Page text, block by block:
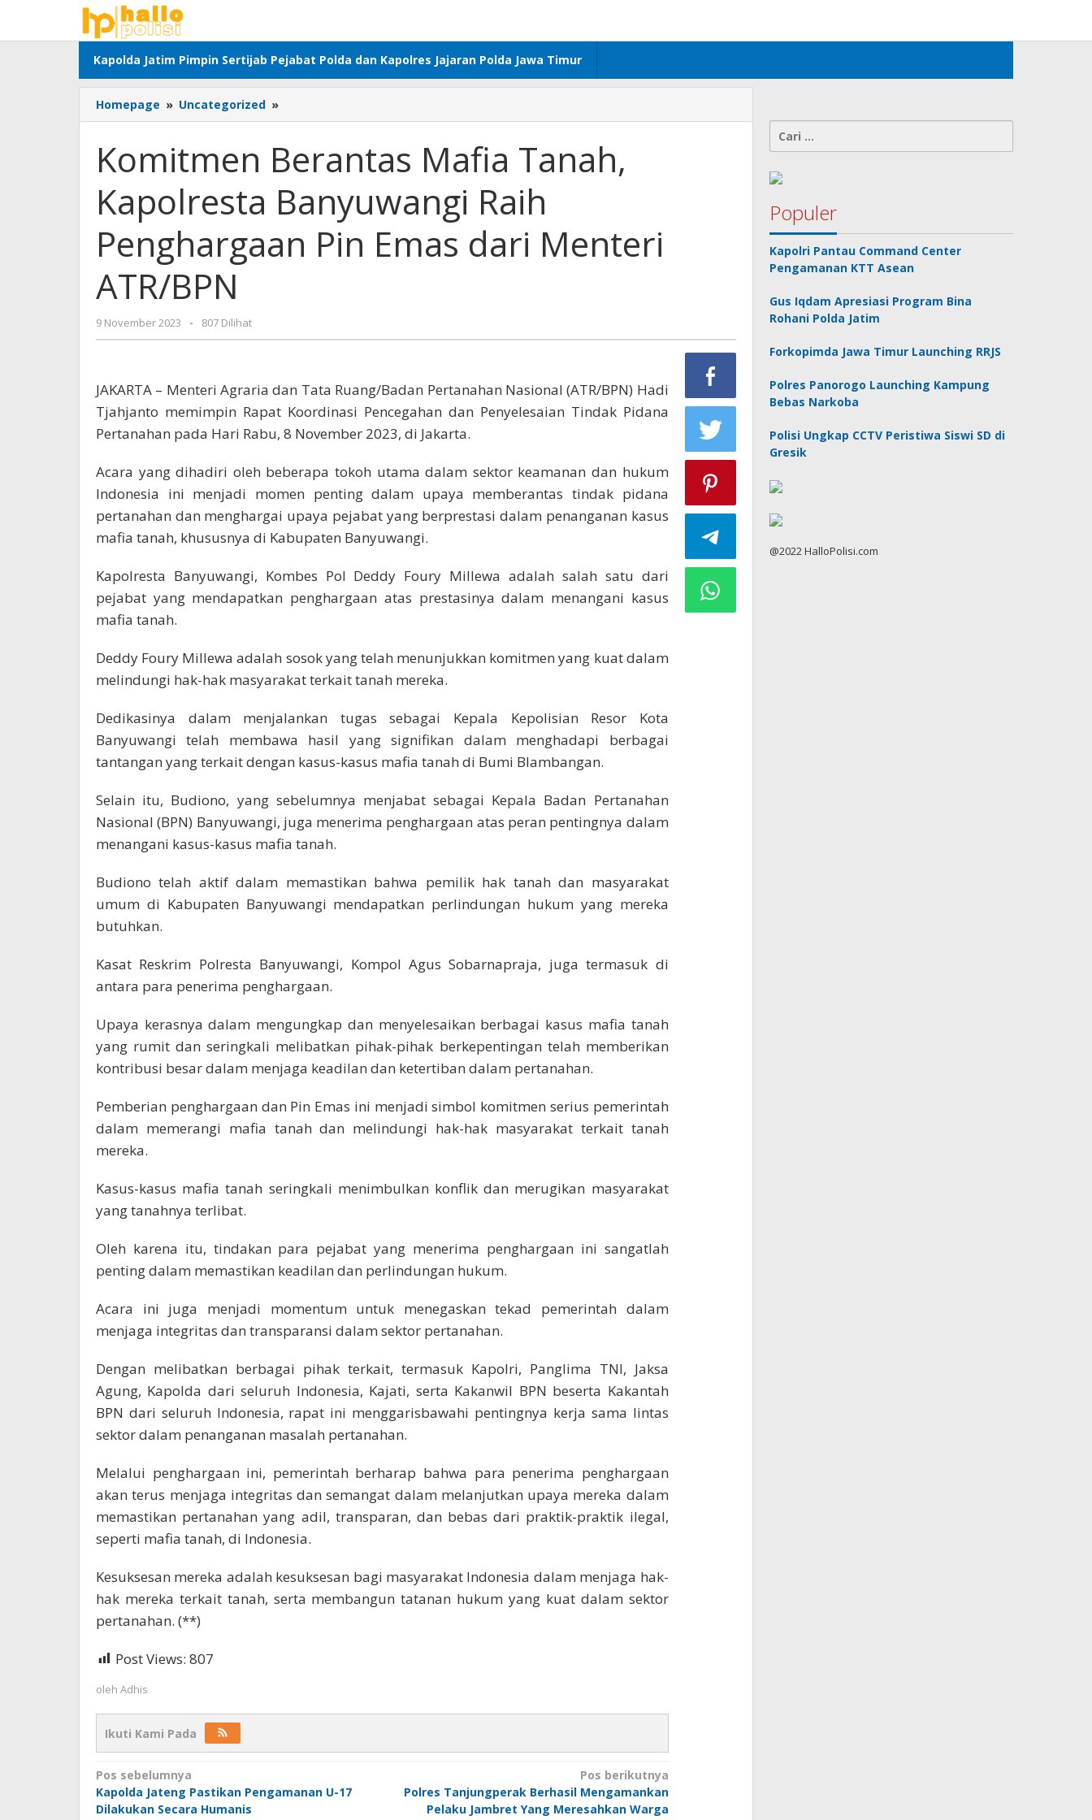
konten
Kapolda Jatim Pimpin Sertijab Pejabat Polda dan Kapolres Jajaran Polda Jawa Timur
Homepage » Uncategorized »
Berantas
Tanah,
Kapolresta
Banyuwangi
Raih
Penghargaan
Pin
Emas
Komitmen Berantas Mafia Tanah,
Kapolresta Banyuwangi Raih
Penghargaan Pin Emas dari Menteri
ATR/BPN
9 November 2023
oleh
Adhis
- 807 Dilihat
JAKARTA – Menteri Agraria dan Tata Ruang/Badan Pertanahan Nasional (ATR/BPN) Hadi
Tjahjanto memimpin Rapat Koordinasi Pencegahan dan Penyelesaian Tindak Pidana
Pertanahan pada Hari Rabu, 8 November 2023, di Jakarta.
Acara yang dihadiri oleh beberapa tokoh utama dalam sektor keamanan dan hukum
Indonesia ini menjadi momen penting dalam upaya memberantas tindak pidana
pertanahan dan menghargai upaya pejabat yang berprestasi dalam penanganan kasus
mafia tanah, khususnya di Kabupaten Banyuwangi.
Kapolresta Banyuwangi, Kombes Pol Deddy Foury Millewa adalah salah satu dari
pejabat yang mendapatkan penghargaan atas prestasinya dalam menangani kasus
mafia tanah.
Deddy Foury Millewa adalah sosok yang telah menunjukkan komitmen yang kuat dalam
melindungi hak-hak masyarakat terkait tanah mereka.
Dedikasinya dalam menjalankan tugas sebagai Kepala Kepolisian Resor Kota
Banyuwangi telah membawa hasil yang signifikan dalam menghadapi berbagai
tantangan yang terkait dengan kasus-kasus mafia tanah di Bumi Blambangan.
Selain itu, Budiono, yang sebelumnya menjabat sebagai Kepala Badan Pertanahan
Nasional (BPN) Banyuwangi, juga menerima penghargaan atas peran pentingnya dalam
menangani kasus-kasus mafia tanah.
Budiono telah aktif dalam memastikan bahwa pemilik hak tanah dan masyarakat
umum di Kabupaten Banyuwangi mendapatkan perlindungan hukum yang mereka
butuhkan.
Kasat Reskrim Polresta Banyuwangi, Kompol Agus Sobarnapraja, juga termasuk di
antara para penerima penghargaan.
Upaya kerasnya dalam mengungkap dan menyelesaikan berbagai kasus mafia tanah
yang rumit dan seringkali melibatkan pihak-pihak berkepentingan telah memberikan
kontribusi besar dalam menjaga keadilan dan ketertiban dalam pertanahan.
Pemberian penghargaan dan Pin Emas ini menjadi simbol komitmen serius pemerintah
dalam memerangi mafia tanah dan melindungi hak-hak masyarakat terkait tanah
mereka.
Kasus-kasus mafia tanah seringkali menimbulkan konflik dan merugikan masyarakat
yang tanahnya terlibat.
Oleh karena itu, tindakan para pejabat yang menerima penghargaan ini sangatlah
penting dalam memastikan keadilan dan perlindungan hukum.
Acara ini juga menjadi momentum untuk menegaskan tekad pemerintah dalam
menjaga integritas dan transparansi dalam sektor pertanahan.
Dengan melibatkan berbagai pihak terkait, termasuk Kapolri, Panglima TNI, Jaksa
Agung, Kapolda dari seluruh Indonesia, Kajati, serta Kakanwil BPN beserta Kakantah
BPN dari seluruh Indonesia, rapat ini menggarisbawahi pentingnya kerja sama lintas
sektor dalam penanganan masalah pertanahan.
Melalui penghargaan ini, pemerintah berharap bahwa para penerima penghargaan
akan terus menjaga integritas dan semangat dalam melanjutkan upaya mereka dalam
memastikan pertanahan yang adil, transparan, dan bebas dari praktik-praktik ilegal,
seperti mafia tanah, di Indonesia.
Kesuksesan mereka adalah kesuksesan bagi masyarakat Indonesia dalam menjaga hak-
hak mereka terkait tanah, serta membangun tatanan hukum yang kuat dalam sektor
pertanahan. (**)
Post Views: 807
oleh Adhis
Ikuti Kami Pada
Navigasi
pos
Pos sebelumnya
Kapolda Jateng Pastikan Pengamanan U-17
Dilakukan Secara Humanis
Pos berikutnya
Polres Tanjungperak Berhasil Mengamankan
Pelaku Jambret Yang Meresahkan Warga
untuk:
Populer
Kapolri Pantau Command Center
Pengamanan KTT Asean
Gus Iqdam Apresiasi Program Bina
Rohani Polda Jatim
Forkopimda Jawa Timur Launching RRJS
Polres Panorogo Launching Kampung
Bebas Narkoba
Polisi Ungkap CCTV Peristiwa Siswi SD di
Gresik
@2022 HalloPolisi.com